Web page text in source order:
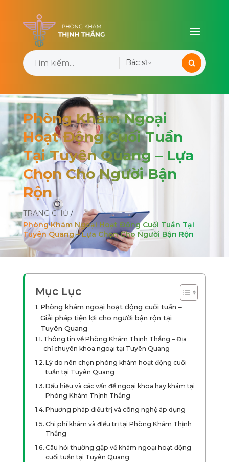
Bác sĩ
Phòng Khám Ngoại
Hoạt Động Cuối Tuần
Tại Tuyên Quang – Lựa
Chọn Cho Người Bận
Rộn
TRANG CHỦ /
Phòng Khám Ngoại Hoạt Động Cuối Tuần Tại
Tuyên Quang – Lựa Chọn Cho Người Bận Rộn
Mục Lục
Phòng khám ngoại hoạt động cuối tuần –
Giải pháp tiện lợi cho người bận rộn tại
Tuyên Quang
Thông tin về Phòng Khám Thịnh Thắng – Địa
chỉ chuyên khoa ngoại tại Tuyên Quang
Lý do nên chọn phòng khám hoạt động cuối
tuần tại Tuyên Quang
Dấu hiệu và các vấn đề ngoại khoa hay khám tại
Phòng Khám Thịnh Thắng
Phương pháp điều trị và công nghệ áp dụng
Chi phí khám và điều trị tại Phòng Khám Thịnh
Thắng
Câu hỏi thường gặp về khám ngoại hoạt động
cuối tuần tại Tuyên Quang